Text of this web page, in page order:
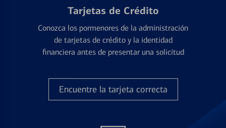
Tarjetas de Crédito
Conozca los pormenores de la administración
de tarjetas de crédito y la identidad
financiera antes de presentar una solicitud
Encuentre la tarjeta correcta